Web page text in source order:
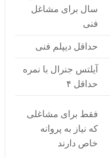
سال برای مشاغل
فنی
حداقل دیپلم فنی
آیلتس جنرال با نمره
حداقل ۴
فقط برای مشاغلی
که نیاز به پروانه
خاص دارند